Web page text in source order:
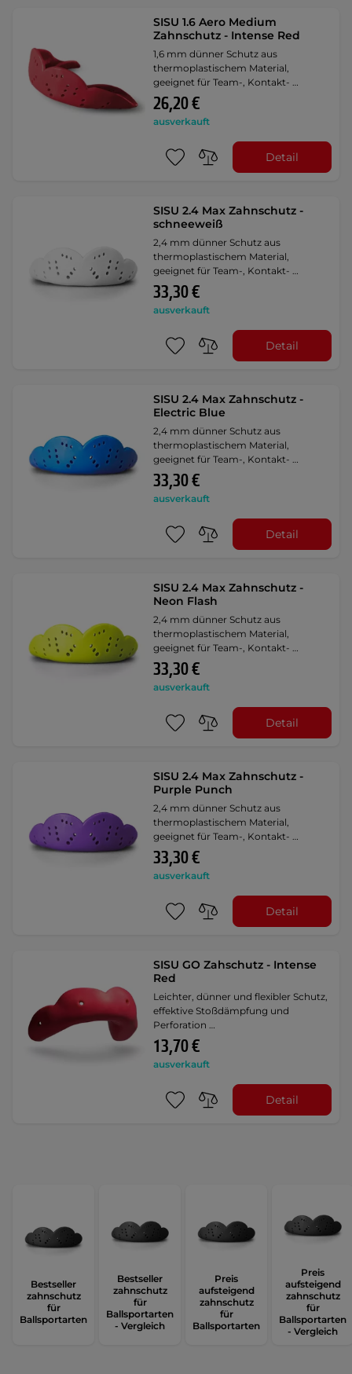
SISU 1.6 Aero Medium
Zahnschutz - Intense Red
1,6 mm dünner Schutz aus
thermoplastischem Material,
geeignet für Team-, Kontakt- …
26,20 €
ausverkauft
Detail
SISU 2.4 Max Zahnschutz -
schneeweiß
2,4 mm dünner Schutz aus
thermoplastischem Material,
geeignet für Team-, Kontakt- …
33,30 €
ausverkauft
Detail
SISU 2.4 Max Zahnschutz -
Electric Blue
2,4 mm dünner Schutz aus
thermoplastischem Material,
geeignet für Team-, Kontakt- …
33,30 €
ausverkauft
Detail
SISU 2.4 Max Zahnschutz -
Neon Flash
2,4 mm dünner Schutz aus
thermoplastischem Material,
geeignet für Team-, Kontakt- …
33,30 €
ausverkauft
Detail
SISU 2.4 Max Zahnschutz -
Purple Punch
2,4 mm dünner Schutz aus
thermoplastischem Material,
geeignet für Team-, Kontakt- …
33,30 €
ausverkauft
Detail
SISU GO Zahschutz - Intense
Red
Leichter, dünner und flexibler Schutz,
effektive Stoßdämpfung und
Perforation …
13,70 €
ausverkauft
Detail
Bestseller
zahnschutz
für
Ballsportarten
Bestseller
zahnschutz
für
Ballsportarten
- Vergleich
Preis
aufsteigend
zahnschutz
für
Ballsportarten
Preis
aufsteigend
zahnschutz
für
Ballsportarten
- Vergleich